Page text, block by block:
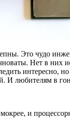
Это чудо
Нет в них
интересно,
И любителям в
и